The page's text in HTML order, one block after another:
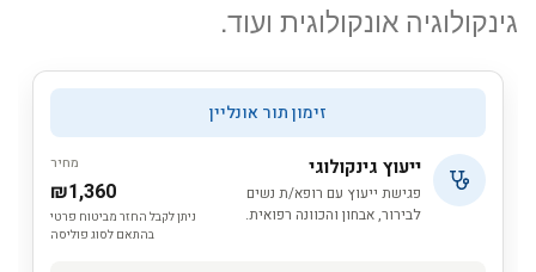
גינקולוגיה אונקולוגית ועוד.